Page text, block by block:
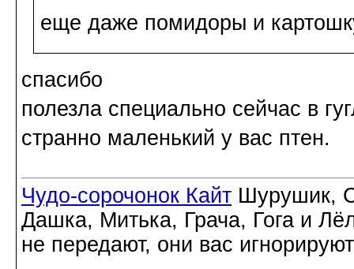
еще даже помидоры и
спасибо
полезла специально сейчас в
странно маленький у вас птен.
Чудо-сорочонок Кайт Шурушик,
Дашка, Митька, Грача, Гога и
не передают, они вас игнорируют